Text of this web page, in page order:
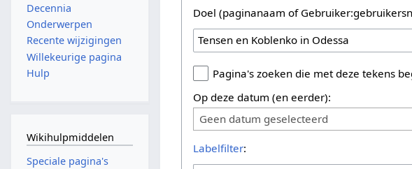
Doel (paginanaam of
Pagina's zoeken die met deze tekens
Op deze datum (en eerder):
Geen datum geselecteerd
Labelfilter:
Decennia
Onderwerpen
Recente wijzigingen
Willekeurige pagina
Hulp
Wikihulpmiddelen
Speciale pagina's